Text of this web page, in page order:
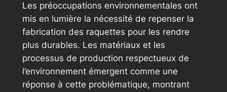
Les préoccupations environnementales ont
mis en lumière la nécessité de repenser la
fabrication des raquettes pour les rendre
plus durables. Les matériaux et les
processus de production respectueux de
l’environnement émergent comme une
réponse à cette problématique, montrant